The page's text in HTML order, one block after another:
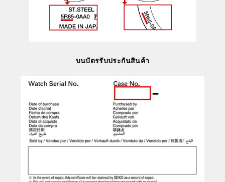
บนบัตรรับประกันสินค้า